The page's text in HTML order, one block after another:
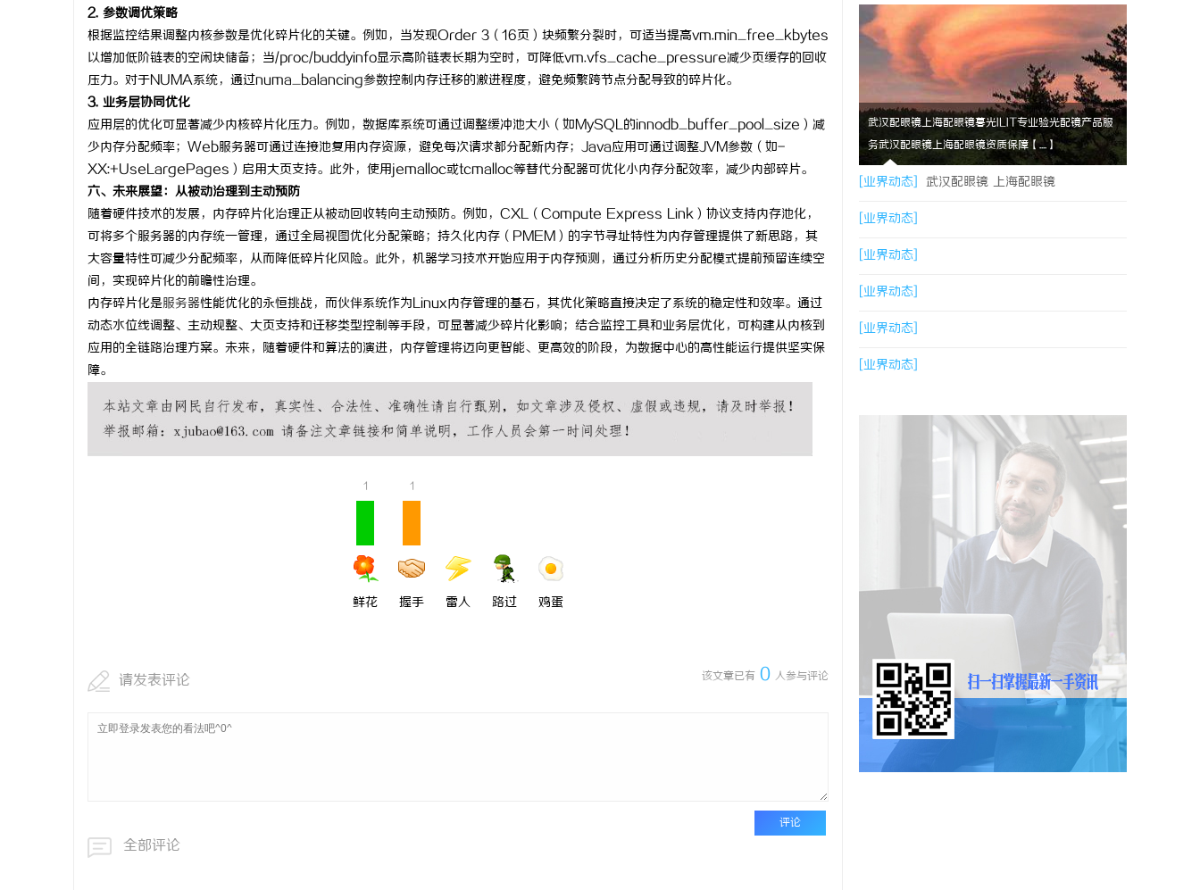
2. 参数调优策略
根据监控结果调整内核参数是优化碎片化的关键。例如，当发现Order 3（16页）块频繁分裂时，可适当提高vm.min_free_kbytes
以增加低阶链表的空闲块储备；当/proc/buddyinfo显示高阶链表长期为空时，可降低vm.vfs_cache_pressure减少页缓存的回收
压力。对于NUMA系统，通过numa_balancing参数控制内存迁移的激进程度，避免频繁跨节点分配导致的碎片化。
3. 业务层协同优化
应用层的优化可显著减少内核碎片化压力。例如，数据库系统可通过调整缓冲池大小（如MySQL的innodb_buffer_pool_size）减
少内存分配频率；Web服务器可通过连接池复用内存资源，避免每次请求都分配新内存；Java应用可通过调整JVM参数（如-
XX:+UseLargePages）启用大页支持。此外，使用jemalloc或tcmalloc等替代分配器可优化小内存分配效率，减少内部碎片。
六、未来展望：从被动治理到主动预防
随着硬件技术的发展，内存碎片化治理正从被动回收转向主动预防。例如，CXL（Compute Express Link）协议支持内存池化，
可将多个服务器的内存统一管理，通过全局视图优化分配策略；持久化内存（PMEM）的字节寻址特性为内存管理提供了新思路，其
大容量特性可减少分配频率，从而降低碎片化风险。此外，机器学习技术开始应用于内存预测，通过分析历史分配模式提前预留连续空
间，实现碎片化的前瞻性治理。
内存碎片化是服务器性能优化的永恒挑战，而伙伴系统作为Linux内存管理的基石，其优化策略直接决定了系统的稳定性和效率。通过
动态水位线调整、主动规整、大页支持和迁移类型控制等手段，可显著减少碎片化影响；结合监控工具和业务层优化，可构建从内核到
应用的全链路治理方案。未来，随着硬件和算法的演进，内存管理将迈向更智能、更高效的阶段，为数据中心的高性能运行提供坚实保
障。
1
鲜花
1
握手 雷人 路过 鸡蛋
该文章已有 0 人参与评论
请发表评论
评论
全部评论
武汉配眼镜上海配眼镜暮光ILIT专业验光配镜产品服
务武汉配眼镜上海配眼镜资质保障【....】
[业界动态] 武汉配眼镜 上海配眼镜
[业界动态]
[业界动态]
[业界动态]
[业界动态]
[业界动态]